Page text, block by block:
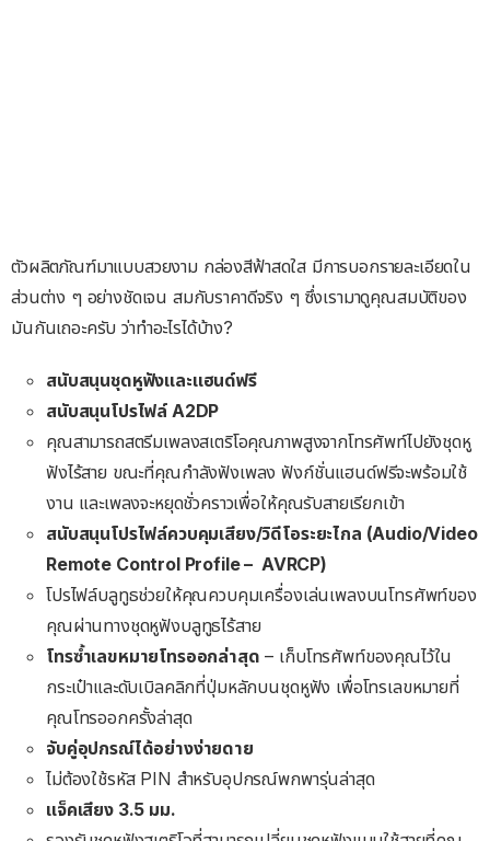
ตัวผลิตภัณฑ์มาแบบสวยงาม กล่องสีฟ้าสดใส มีการบอกรายละเอียดใน
ส่วนต่าง ๆ อย่างชัดเจน สมกับราคาดีจริง ๆ ซึ่งเรามาดูคุณสมบัติของ
มันกันเถอะครับ ว่าทำอะไรได้บ้าง?
สนับสนุนชุดหูฟังและแฮนด์ฟรี
สนับสนุนโปรไฟล์ A2DP
คุณสามารถสตรีมเพลงสเตริโอคุณภาพสูงจากโทรศัพท์ไปยังชุดหู
ฟังไร้สาย ขณะที่คุณกำลังฟังเพลง ฟังก์ชั่นแฮนด์ฟรีจะพร้อมใช้
งาน และเพลงจะหยุดชั่วคราวเพื่อให้คุณรับสายเรียกเข้า
สนับสนุนโปรไฟล์ควบคุมเสียง/วิดีโอระยะไกล (Audio/Video
Remote Control Profile – AVRCP)
โปรไฟล์บลูทูธช่วยให้คุณควบคุมเครื่องเล่นเพลงบนโทรศัพท์ของ
คุณผ่านทางชุดหูฟังบลูทูธไร้สาย
โทรซ้ำเลขหมายโทรออกล่าสุด – เก็บโทรศัพท์ของคุณไว้ใน
กระเป๋าและดับเบิลคลิกที่ปุ่มหลักบนชุดหูฟัง เพื่อโทรเลขหมายที่
คุณโทรออกครั้งล่าสุด
จับคู่อุปกรณ์ได้อย่างง่ายดาย
ไม่ต้องใช้รหัส PIN สำหรับอุปกรณ์พกพารุ่นล่าสุด
แจ็คเสียง 3.5 มม.